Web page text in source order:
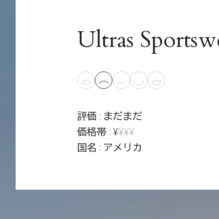
Ultras
評価 : まだまだ
価格帯 : ¥¥¥¥
国名 : アメリカ